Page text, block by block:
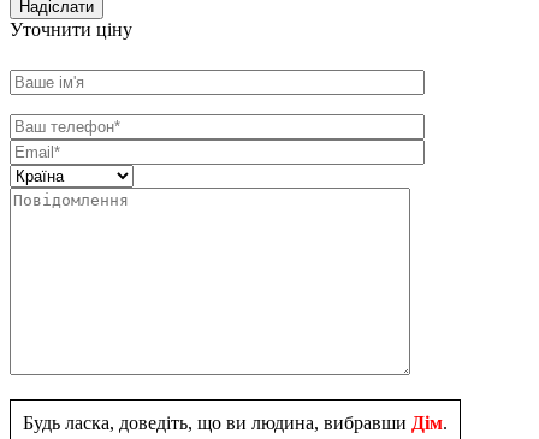
Уточнити ціну
Будь ласка, доведіть, що ви людина, вибравши Дім.